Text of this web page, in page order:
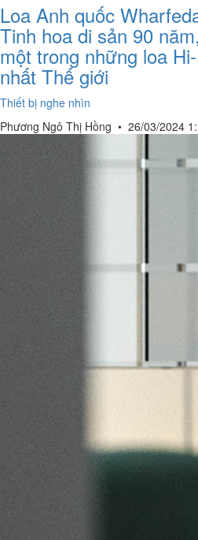
Loa Anh quốc
Tinh hoa di sản 90
một trong những loa
nhất Thế giới
Thiết bị nghe nhìn
Phương Ngô Thị Hồng • 26/03/2024